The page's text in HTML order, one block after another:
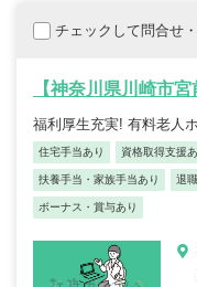
チェックして問合せ
【神奈川県川崎市
福利厚生充実! 有料老人
住宅手当あり 資格取得支援
扶養手当・家族手当あり 退
ボーナス・賞与あり